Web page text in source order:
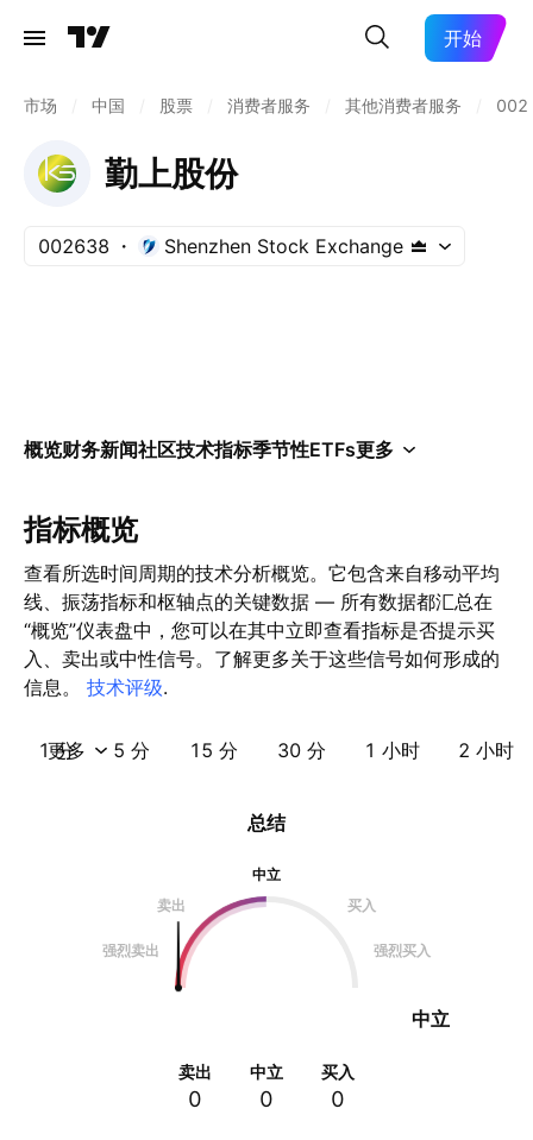
开始
市场 中国 股票 消费者服务 其他消费者服务
勤上股份
002638 Shenzhen Stock Exchange
概览财务新闻社区技术指标季节性ETFs更多
指标概览
查看所选时间周期的技术分析概览。它包含来自移动平均
线、振荡指标和枢轴点的关键数据 — 所有数据都汇总在
“概览”仪表盘中，您可以在其中立即查看指标是否提示买
入、卖出或中性信号。了解更多关于这些信号如何形成的
信息。 技术评级.
1 分 5 分 15 分 30 分 1 小时 2 小时
更多
总结
中立
卖出
买入
强烈卖出 强烈买入
中立
卖出
0
中立
0
买入
0